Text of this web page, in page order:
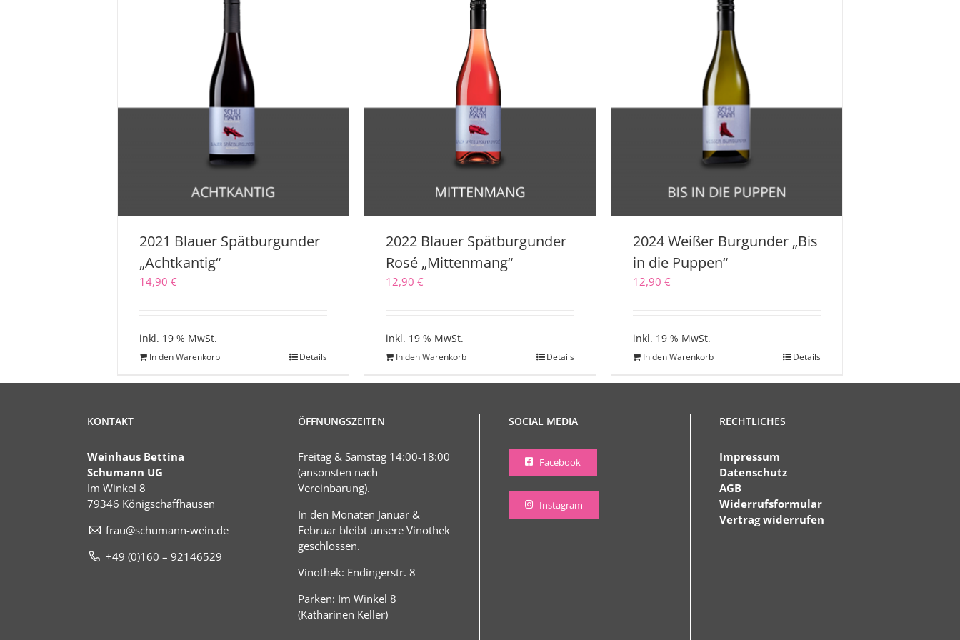
2021 Blauer Spätburgunder
„Achtkantig“
14,90€
inkl. 19 % MwSt.
In den Warenkorb Details
2022 Blauer Spätburgunder
Rosé „Mittenmang“
12,90€
inkl. 19 % MwSt.
In den Warenkorb Details
2024 Weißer Burgunder „Bis
in die Puppen“
12,90 €
inkl. 19 % MwSt.
In den Warenkorb Details
KONTAKT
Weinhaus Bettina
Schumann UG
Im Winkel 8
79346 Königschaffhausen
frau@schumann-wein.de
+49 (0)160 – 92146529
ÖFFNUNGSZEITEN
Freitag & Samstag 14:00-18:00
(ansonsten nach
Vereinbarung).
In den Monaten Januar &
Februar bleibt unsere Vinothek
geschlossen.
Vinothek: Endingerstr. 8
Parken: Im Winkel 8
(Katharinen Keller)
SOCIAL MEDIA
Facebook
Instagram
RECHTLICHES
Impressum
Datenschutz
AGB
Widerrufsformular
Vertrag widerrufen